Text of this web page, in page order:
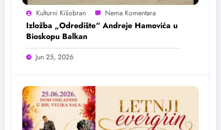
Kulturni Kišobran
Izložba „Odredište“ Andreje Hamovića u
Bioskopu Balkan
Jun 25, 2026